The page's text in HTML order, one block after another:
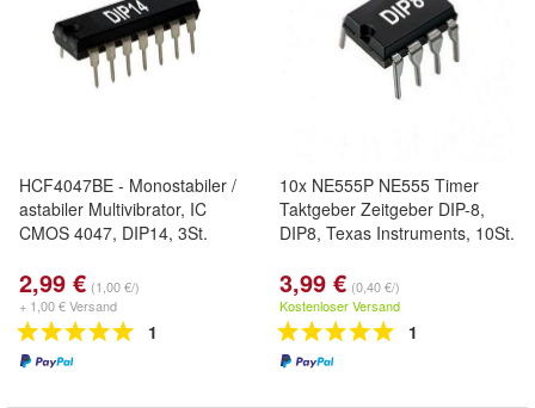
HCF4047BE - Monostabiler /
astabiler Multivibrator, IC
CMOS 4047, DIP14, 3St.
2,99 € (1,00 €/)
+ 1,00 € Versand
1
10x NE555P NE555 Timer
Taktgeber Zeitgeber DIP-8,
DIP8, Texas Instruments, 10St.
3,99 € (0,40 €/)
Kostenloser Versand
1